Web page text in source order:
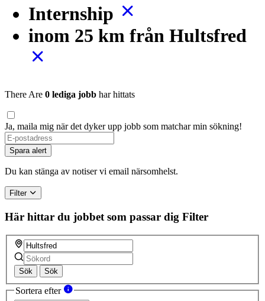
Internship
inom 25 km från Hultsfred
There Are 0 lediga jobb har hittats
Ja, maila mig när det dyker upp jobb som matchar min sökning!
If
you
are
a
ignore
this
field
Spara alert
Du kan stänga av notiser vi email närsomhelst.
Filter
Här hittar du jobbet som passar dig Filter
Sök Sök
Sortera efter